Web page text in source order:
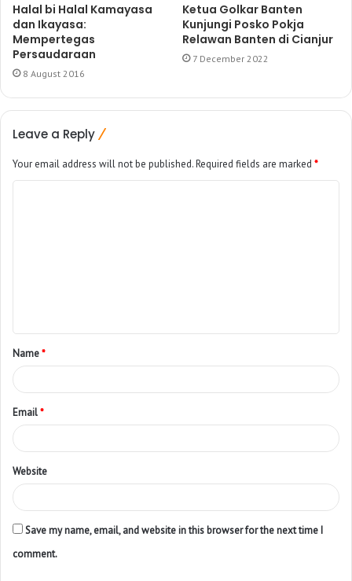
Halal bi Halal Kamayasa
dan Ikayasa:
Mempertegas
Persaudaraan
8 August 2016
Ketua Golkar Banten
Kunjungi Posko Pokja
Relawan Banten di Cianjur
7 December 2022
Leave a Reply
Your email address will not be published.Required fields are marked *
Name*
Email*
Website
Save my name, email, and website in this browser for the next time I
comment.